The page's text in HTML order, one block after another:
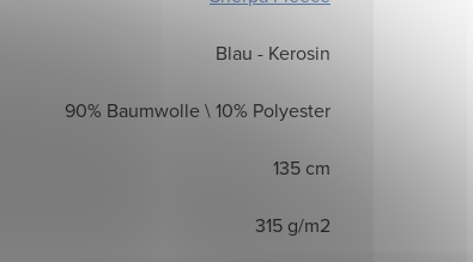
Blau - Kerosin
90% Baumwolle \ 10% Polyester
135 cm
315 g/m2